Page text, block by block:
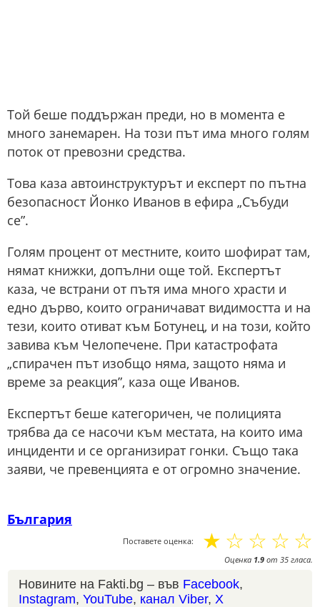
Той беше поддържан преди, но в момента е
много занемарен. На този път има много голям
поток от превозни средства.
Това каза автоинструктурът и експерт по пътна
безопасност Йонко Иванов в ефира „Събуди
се”.
Голям процент от местните, които шофират там,
нямат книжки, допълни още той. Експертът
каза, че встрани от пътя има много храсти и
едно дърво, които ограничават видимостта и на
тези, които отиват към Ботунец, и на този, който
завива към Челопечене. При катастрофата
„спирачен път изобщо няма, защото няма и
време за реакция”, каза още Иванов.
Експертът беше категоричен, че полицията
трябва да се насочи към местата, на които има
инциденти и се организират гонки. Също така
заяви, че превенцията е от огромно значение.
България
Поставете оценка: ☆
☆
☆
☆
☆
Оценка 1.9 от 35 гласа.
Новините на Fakti.bg – във Facebook,
Instagram, YouTube, канал Viber, X